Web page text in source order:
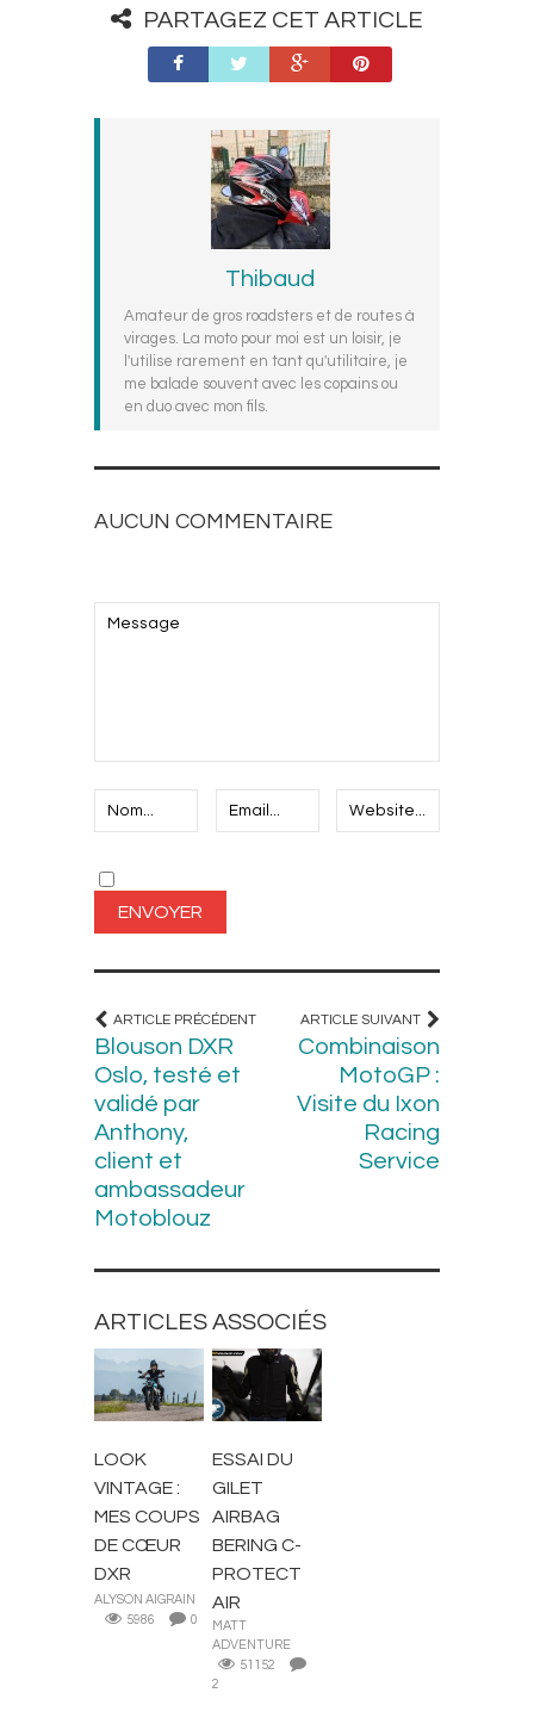
PARTAGEZ CET ARTICLE
Thibaud
Amateur de gros roadsters et de routes à
virages. La moto pour moi est un loisir, je
l'utilise rarement en tant qu'utilitaire, je
me balade souvent avec les copains ou
en duo avec mon fils.
AUCUN COMMENTAIRE
ARTICLE PRÉCÉDENT
Blouson DXR
Oslo, testé et
validé par
Anthony,
client et
ambassadeur
Motoblouz
ARTICLE SUIVANT
Combinaison
MotoGP :
Visite du Ixon
Racing
Service
ARTICLES ASSOCIÉS
CONSEILS
LOOK
VINTAGE :
MES COUPS
DE CŒUR
DXR
ALYSON AIGRAIN
5986
0
ACCESSOIRES
MOTARD
ESSAI DU
GILET
AIRBAG
BERING C-
PROTECT
AIR
MATT
ADVENTURE
51152
2